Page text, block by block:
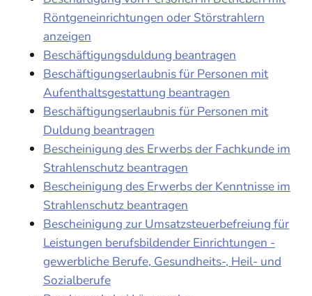
Röntgeneinrichtungen oder Störstrahlern
anzeigen
Beschäftigungsduldung beantragen
Beschäftigungserlaubnis für Personen mit
Aufenthaltsgestattung beantragen
Beschäftigungserlaubnis für Personen mit
Duldung beantragen
Bescheinigung des Erwerbs der Fachkunde im
Strahlenschutz beantragen
Bescheinigung des Erwerbs der Kenntnisse im
Strahlenschutz beantragen
Bescheinigung zur Umsatzsteuerbefreiung für
Leistungen berufsbildender Einrichtungen -
gewerbliche Berufe, Gesundheits-, Heil- und
Sozialberufe